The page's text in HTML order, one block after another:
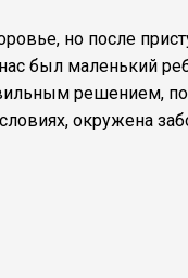
но после
был маленький
решением,
окружена